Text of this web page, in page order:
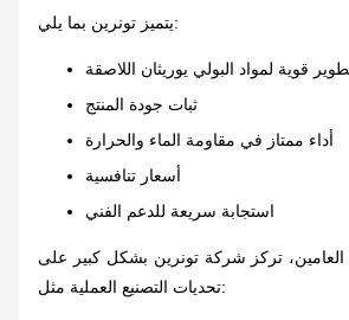
يتميز تونرين بما يلي:
قوية لمواد البولي يوريثان اللاصقة
ثبات جودة المنتج
أداء ممتاز في مقاومة الماء والحرارة
أسعار تنافسية
استجابة سريعة للدعم الفني
تركز شركة تونرين بشكل كبير على
تحديات التصنيع العملية مثل: